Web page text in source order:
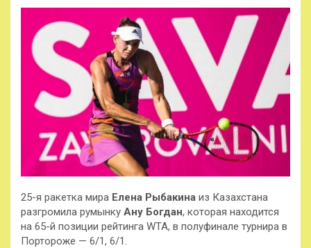
25-я ракетка мира Елена Рыбакина из Казахстана
разгромила румынку Ану Богдан, которая находится
на 65-й позиции рейтинга WTA, в полуфинале турнира в
Портороже — 6/1, 6/1.